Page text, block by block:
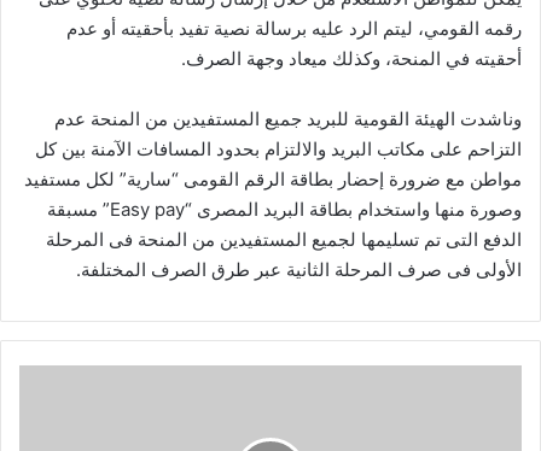
رقمه القومي، ليتم الرد عليه برسالة نصية تفيد بأحقيته أو عدم
أحقيته في المنحة، وكذلك ميعاد وجهة الصرف.
وناشدت الهيئة القومية للبريد جميع المستفيدين من المنحة عدم
التزاحم على مكاتب البريد والالتزام بحدود المسافات الآمنة بين كل
مواطن مع ضرورة إحضار بطاقة الرقم القومى “سارية” لكل مستفيد
وصورة منها واستخدام بطاقة البريد المصرى “Easy pay” مسبقة
الدفع التى تم تسليمها لجميع المستفيدين من المنحة فى المرحلة
الأولى فى صرف المرحلة الثانية عبر طرق الصرف المختلفة.